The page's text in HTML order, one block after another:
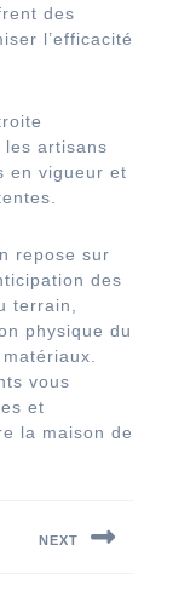
des
l’efficacité
artisans
en vigueur et
repose sur
des
terrain,
physique du
vous
et
la maison de
NEXT